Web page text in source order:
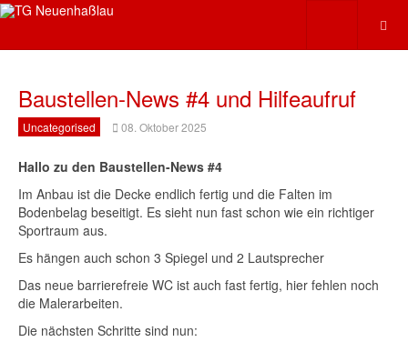
Baustellen-News #4 und Hilfeaufruf
Uncategorised 08. Oktober 2025
Hallo zu den Baustellen-News #4
Im Anbau ist die Decke endlich fertig und die Falten im
Bodenbelag beseitigt. Es sieht nun fast schon wie ein richtiger
Sportraum aus.
Es hängen auch schon 3 Spiegel und 2 Lautsprecher
Das neue barrierefreie WC ist auch fast fertig, hier fehlen noch
die Malerarbeiten.
Die nächsten Schritte sind nun: